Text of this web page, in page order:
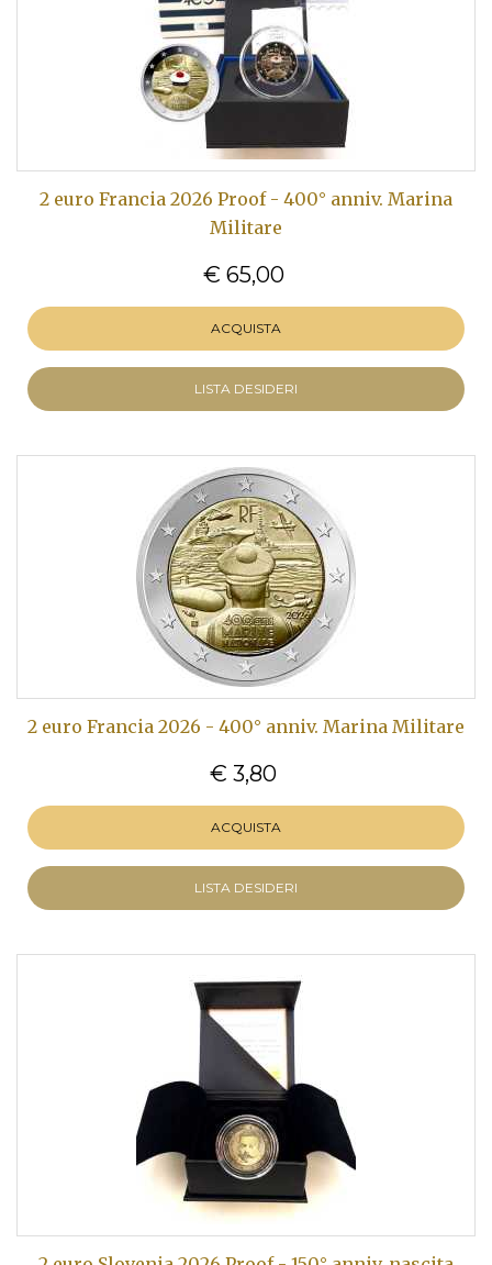
2 euro Francia 2026 Proof - 400° anniv. Marina
Militare
€ 65,00
ACQUISTA
LISTA DESIDERI
2 euro Francia 2026 - 400° anniv. Marina Militare
€ 3,80
ACQUISTA
LISTA DESIDERI